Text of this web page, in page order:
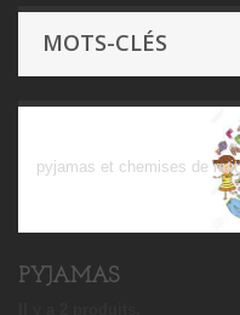
MOTS-CLÉS
pyjamas et chemises de nuit
PYJAMAS